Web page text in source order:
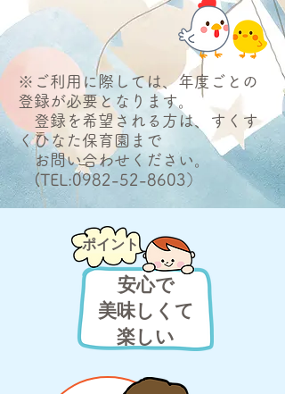
※ご利用に際しては、年度ごとの
登録が必要となります。
登録を希望される方は、すくす
くひなた保育園まで
お問い合わせください。
(TEL:0982-52-8603）
ポイント
​安心で
美味しくて
​楽しい